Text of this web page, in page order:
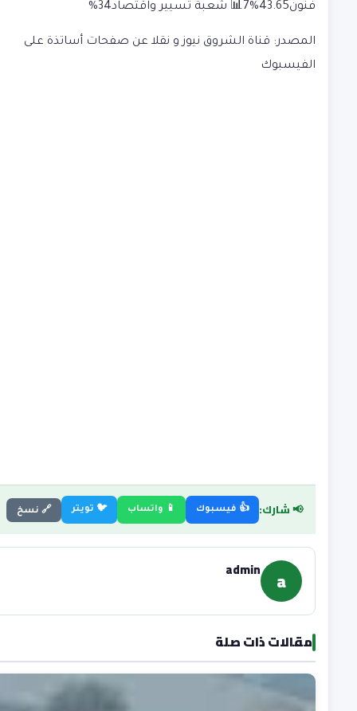
فنون43.65%7📊 شعبة تسيير واقتصاد34%
المصدر: قناة الشروق نيوز و نقلا عن صفحات أساتذة على
الفيسبوك
📢 شارك: 👍 فيسبوك 📱 واتساب 🐦 تويتر 🔗 نسخ
a
admin
مقالات ذات صلة